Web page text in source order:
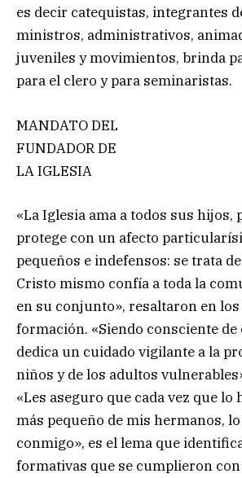
es decir catequistas, integrantes
ministros, administrativos,
juveniles y movimientos, brinda
para el clero y para seminaristas.
MANDATO DEL
FUNDADOR DE
LA IGLESIA
«La Iglesia ama a todos sus hijos,
protege con un afecto
pequeños e indefensos: se trata
Cristo mismo confía a toda la
en su conjunto», resaltaron en
formación. «Siendo consciente de
dedica un cuidado vigilante a la
niños y de los adultos
«Les aseguro que cada vez que
más pequeño de mis hermanos,
conmigo», es el lema que
formativas que se cumplieron